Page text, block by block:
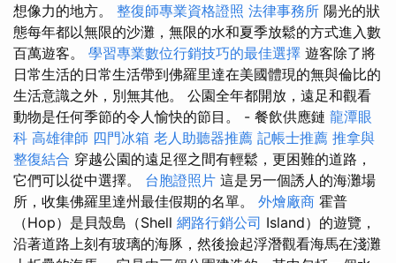
想像力的地方。 整復師專業資格證照 法律事務所 陽光的狀
態每年都以無限的沙灘，無限的水和夏季放鬆的方式進入數
百萬遊客。 學習專業數位行銷技巧的最佳選擇 遊客除了將
日常生活的日常生活帶到佛羅里達在美國體現的無與倫比的
生活意識之外，別無其他。 公園全年都開放，遠足和觀看
動物是任何季節的令人愉快的節目。 - 餐飲供應鏈 龍潭眼
科 高雄律師 四門冰箱 老人助聽器推薦 記帳士推薦 推拿與
整復結合 穿越公園的遠足徑之間有輕鬆，更困難的道路，
它們可以從中選擇。 台胞證照片 這是另一個誘人的海灘場
所，收集佛羅里達州最佳假期的名單。 外燴廠商 霍普
（Hop）是貝殼島（Shell 網路行銷公司 Island）的遊覽，
沿著道路上刻有玻璃的海豚，然後撿起浮潛觀看海馬在淺灘